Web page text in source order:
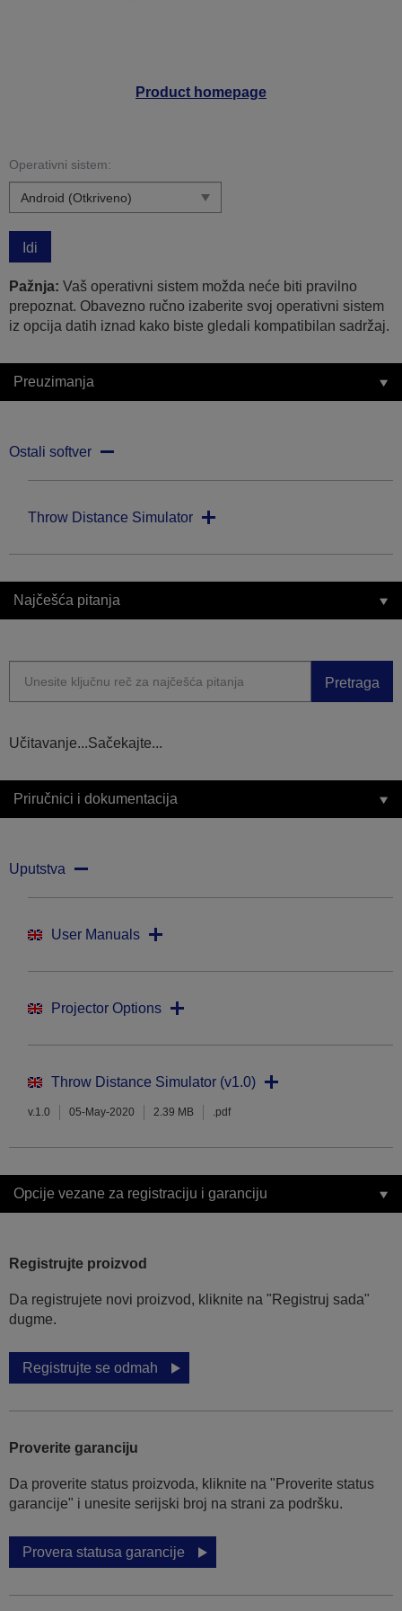
Product homepage
Operativni sistem:
Idi
Pažnja: Vaš operativni sistem možda neće biti pravilno
prepoznat. Obavezno ručno izaberite svoj operativni sistem
iz opcija datih iznad kako biste gledali kompatibilan sadržaj.
Preuzimanja
Ostali softver
Throw Distance Simulator
Najčešća pitanja
Pretraga
Učitavanje...Sačekajte...
Priručnici i dokumentacija
Uputstva
User Manuals
Projector Options
Throw Distance Simulator (v1.0)
v.1.0 05-May-2020 2.39 MB .pdf
Opcije vezane za registraciju i garanciju
Registrujte proizvod
Da registrujete novi proizvod, kliknite na "Registruj sada"
dugme.
Registrujte se odmah
Proverite garanciju
Da proverite status proizvoda, kliknite na "Proverite status
garancije" i unesite serijski broj na strani za podršku.
Provera statusa garancije